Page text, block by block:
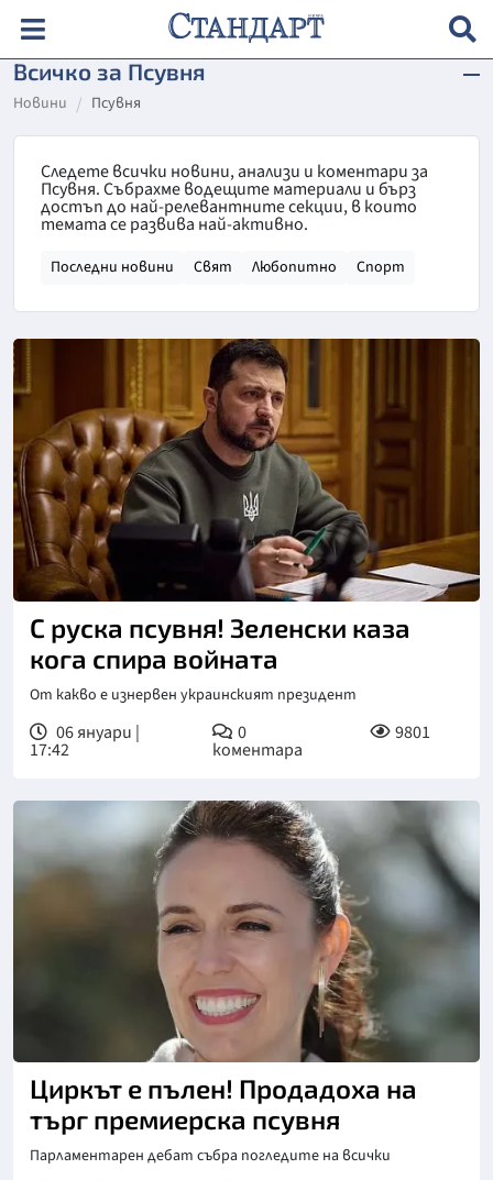
Всичко за Псувня
Новини Псувня
Следете всички новини, анализи и коментари за
Псувня. Събрахме водещите материали и бърз
достъп до най-релевантните секции, в които
темата се развива най-активно.
Последни новини Свят Любопитно Спорт
С руска псувня! Зеленски каза
кога спира войната
От какво е изнервен украинският президент
06 януари |
17:42
0
коментара
9801
Циркът е пълен! Продадоха на
търг премиерска псувня
Парламентарен дебат събра погледите на всички